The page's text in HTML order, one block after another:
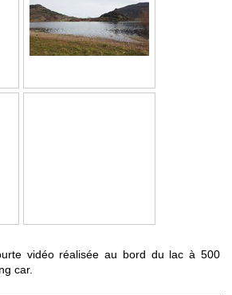
vidéo réalisée au bord du lac à 500
car.